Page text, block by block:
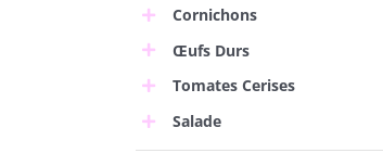
Cornichons
Œufs Durs
Tomates Cerises
Salade